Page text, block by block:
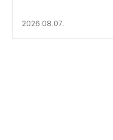
2026.08.07.